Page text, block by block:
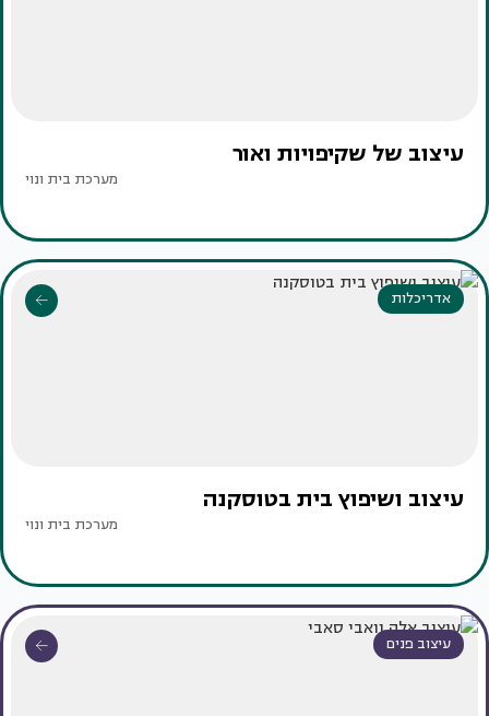
עיצוב של שקיפויות ואור
מערכת בית ונוי
אדריכלות
עיצוב ושיפוץ בית בטוסקנה
מערכת בית ונוי
עיצוב פנים